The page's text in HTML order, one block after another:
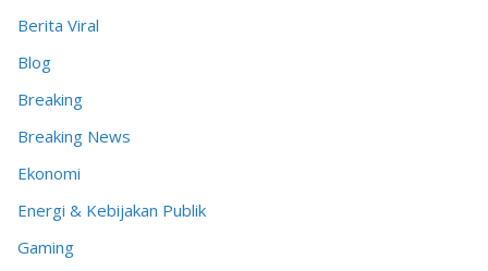
Berita Viral
Blog
Breaking
Breaking News
Ekonomi
Energi & Kebijakan Publik
Gaming